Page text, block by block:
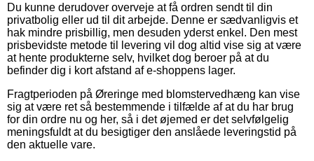
Du kunne derudover overveje at få ordren sendt til din
privatbolig eller ud til dit arbejde. Denne er sædvanligvis et
hak mindre prisbillig, men desuden yderst enkel. Den mest
prisbevidste metode til levering vil dog altid vise sig at være
at hente produkterne selv, hvilket dog beroer på at du
befinder dig i kort afstand af e-shoppens lager.
Fragtperioden på Øreringe med blomstervedhæng kan vise
sig at være ret så bestemmende i tilfælde af at du har brug
for din ordre nu og her, så i det øjemed er det selvfølgelig
meningsfuldt at du besigtiger den anslåede leveringstid på
den aktuelle vare.